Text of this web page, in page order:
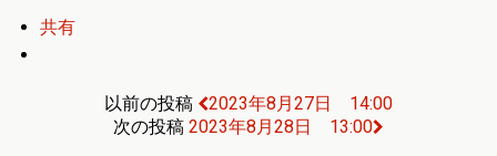
共有
以前の投稿
2023年8月27日 14:00
次の投稿 2023年8月28日 13:00